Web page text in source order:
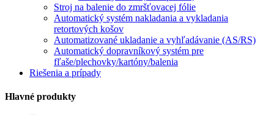
Stroj na balenie do zmršťovacej fólie
Automatický systém nakladania a vykladania
retortových košov
Automatizované ukladanie a vyhľadávanie (AS/RS)
Automatický dopravníkový systém pre
fľaše/plechovky/kartóny/balenia
Riešenia a prípady
Hlavné produkty